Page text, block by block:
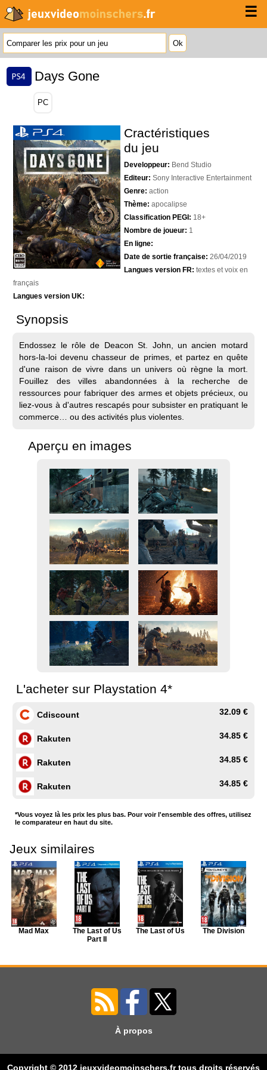
☰
Days Gone
PC
Cractéristiques
du jeu
Developpeur: Bend Studio
Editeur: Sony Interactive Entertainment
Genre: action
Thème: apocalipse
Classification PEGI: 18+
Nombre de joueur: 1
En ligne:
Date de sortie française: 26/04/2019
Langues version FR: textes et voix en
français
Langues version UK:
Synopsis
Endossez le rôle de Deacon St. John, un ancien motard
hors-la-loi devenu chasseur de primes, et partez en quête
d'une raison de vivre dans un univers où règne la mort.
Fouillez des villes abandonnées à la recherche de
ressources pour fabriquer des armes et objets précieux, ou
liez-vous à d'autres rescapés pour subsister en pratiquant le
commerce… ou des activités plus violentes.
Aperçu en images
L'acheter sur Playstation 4*
Cdiscount 32.09 €
Rakuten 34.85 €
Rakuten 34.85 €
Rakuten 34.85 €
*Vous voyez là les prix les plus bas. Pour voir l'ensemble des offres, utilisez
le comparateur en haut du site.
Jeux similaires
Mad Max
The Last of Us
Part II
The Last of Us The Division
À propos
Copyright © 2012 jeuxvideomoinschers.fr tous droits réservés